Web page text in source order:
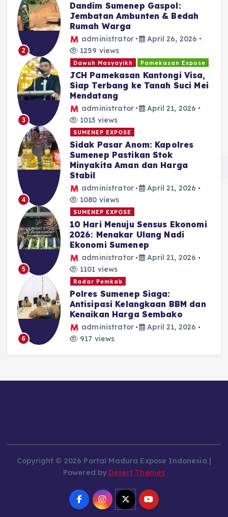
2
Dandim Sumenep Gaspol:
Jembatan Ambunten & Bedah
Rumah Warga
administrator
April 26, 2026
1259 views
3
Dawuh Masyayikh Pamekasan Expose
JCH Pamekasan Kantongi Visa,
Siap Terbang ke Tanah Suci Mei
Mendatang
administrator
April 21, 2026
1013 views
4
SUMENEP EXPOSE
Sidak Pasar Anom: Kapolres
Sumenep Pastikan Stok
Minyakita Aman dan Harga
Stabil
administrator
April 21, 2026
1080 views
5
SUMENEP EXPOSE
10 Hari Menuju Sensus Ekonomi
2026: Menakar Ulang Nadi
Ekonomi Sumenep
administrator
April 21, 2026
1101 views
6
Radar Pemkab
Polres Sumenep Siaga:
Antisipasi Kelangkaan BBM dan
Kenaikan Harga Sembako
administrator
April 21, 2026
917 views
Copyright © 2026 Portal Madura Expose Indonesia |
Powered by Desert Themes